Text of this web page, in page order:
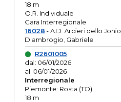
18 m
O.R. Individuale
Gara Interregionale
16028- A.D. Arcieri dello Jonio
D'ambrogio, Gabriele
R2601005
dal: 06/01/2026
al: 06/01/2026
Interregionale
Piemonte: Rosta (TO)
18 m